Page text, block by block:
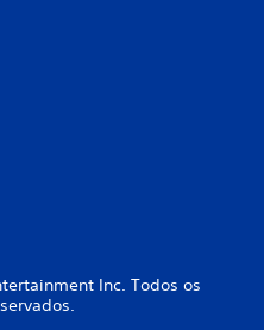
Inc. Todos os